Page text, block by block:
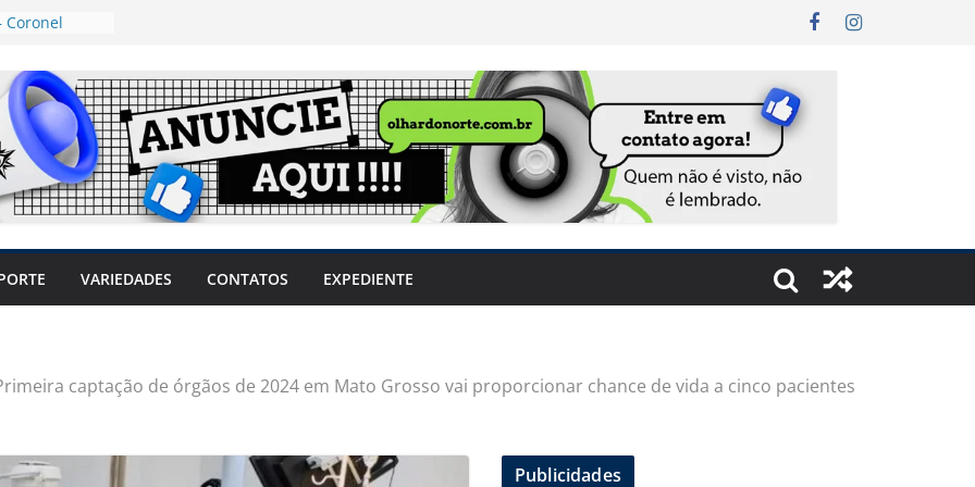
Coronel
mulheres
travar o
produtores
sem
sintomas,
VARIEDADES CONTATOS EXPEDIENTE
captação de órgãos de 2024 em Mato Grosso vai proporcionar chance de vida a cinco pacientes
Publicidades